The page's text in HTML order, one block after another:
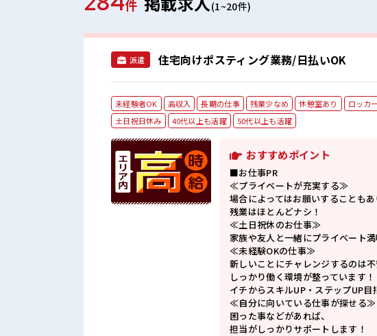
件 (1~20件)
派遣 住宅向けポスティング業務/日払いOK
未経験者OK 高収入 長期の仕事 残業少なめ 休憩室あり ロッカ
土日祝日休み
40代以上も活躍 50代以上も活躍
おすすめポイント
■お仕事PR
≪プライベートが充実する≫
場合によってはお願いすることもあ
残業はほとんどナシ！
≪土日祝休のお仕事≫
家族や友人と一緒にプライベート満
≪未経験OKの仕事≫
新しいことにチャレンジするのは不
しっかり働く環境が整っています！
イチからスキルUP・ステップUP目
≪自分に向いている仕事が探せる≫
困った事などがあれば、
担当がしっかりサポートします！